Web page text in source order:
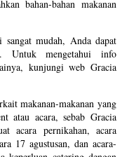
bahan-bahan makanan
sangat mudah, Anda dapat
Untuk mengetahui info
kunjungi web Gracia
makanan-makanan yang
atau acara, sebab Gracia
acara pernikahan, acara
17 agustusan, dan acara-